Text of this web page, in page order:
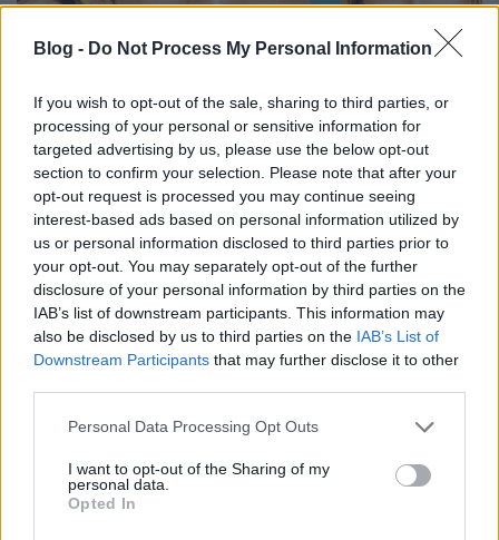
Blog - Do Not Process My Personal Information
If you wish to opt-out of the sale, sharing to third parties, or
processing of your personal or sensitive information for
targeted advertising by us, please use the below opt-out
section to confirm your selection. Please note that after your
opt-out request is processed you may continue seeing
interest-based ads based on personal information utilized by
us or personal information disclosed to third parties prior to
your opt-out. You may separately opt-out of the further
disclosure of your personal information by third parties on the
IAB’s list of downstream participants. This information may
also be disclosed by us to third parties on the IAB’s List of
Downstream Participants that may further disclose it to other
Please note that this website/app uses one or more Google
not limited to your visit or usage behaviour. You may click to
grant or deny consent to Google and its third-party tags to
use your data for below specified purposes in below Google
Personal Data Processing Opt Outs
I want to opt-out of the Sharing of my
personal data.
Opted In
Ők lesznek az Éld az életem! című
sorozat magyar hangjai
Jasinka Ádám•2016. augusztus 14.
Az Izaura TV negyedik új produkciója az augusztus
15-én bemutatkozó, majd hétköznap délutánonként
jelentkező Éld az életem! című telenovella lesz,
melynek főszereplőjét (főszereplőit) alakító Eugenio
Sillert a latin-amerikai produkciók rajongói